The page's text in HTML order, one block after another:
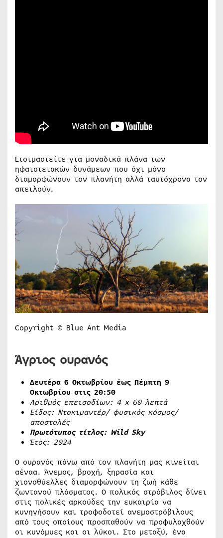
Ετοιμαστείτε για μοναδικά πλάνα των
ηφαιστειακών δυνάμεων που όχι μόνο
διαμορφώνουν τον πλανήτη αλλά ταυτόχρονα τον
απειλούν.
Copyright © Blue Ant Media
Άγριος ουρανός
Δευτέρα 6 Οκτωβρίου έως Πέμπτη 9
Οκτωβρίου στις 20:50
Αριθμός επεισοδίων: 4 x60 λεπτά
Είδος: Ντοκιμαντέρ/ φυσικός κόσμος/
αποστολές
Πρωτότυπος τίτλος: Wild Sky
Έτος: 2024
Ο ουρανός πάνω από τον πλανήτη μας κινείται
αέναα. Άνεμος, βροχή, ξηρασία και
χιονοθύελλες διαμορφώνουν τη ζωή κάθε
ζωντανού πλάσματος. Ο πολικός στρόβιλος δίνει
στις πολικές αρκούδες την ευκαιρία να
κυνηγήσουν και τροφοδοτεί ανεμοστρόβιλους
από τους οποίους προσπαθούν να προφυλαχθούν
οι κυνόμυες και οι λύκοι. Στο μεταξύ, ένα